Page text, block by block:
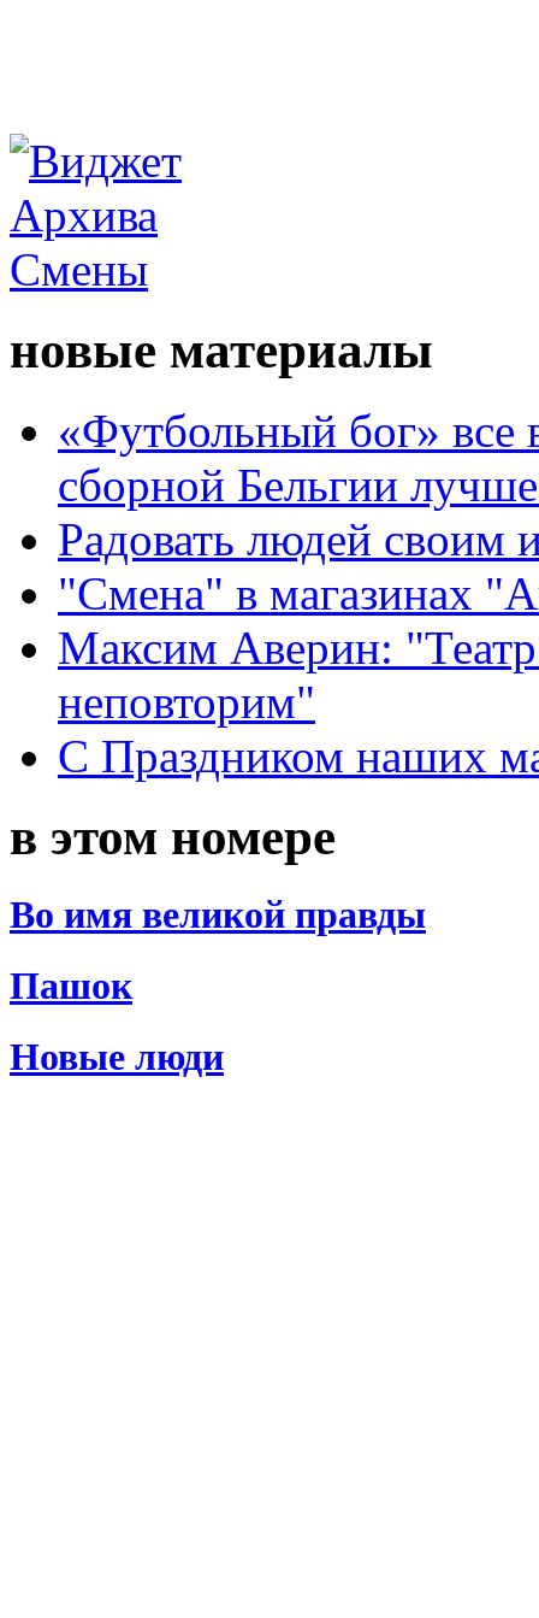
новые материалы
«Футбольный бог» все
сборной Бельгии
Радовать людей своим
"Смена" в магазинах
Максим Аверин:
неповторим"
С Праздником наших
в этом номере
Во имя великой правды
Пашок
Новые люди